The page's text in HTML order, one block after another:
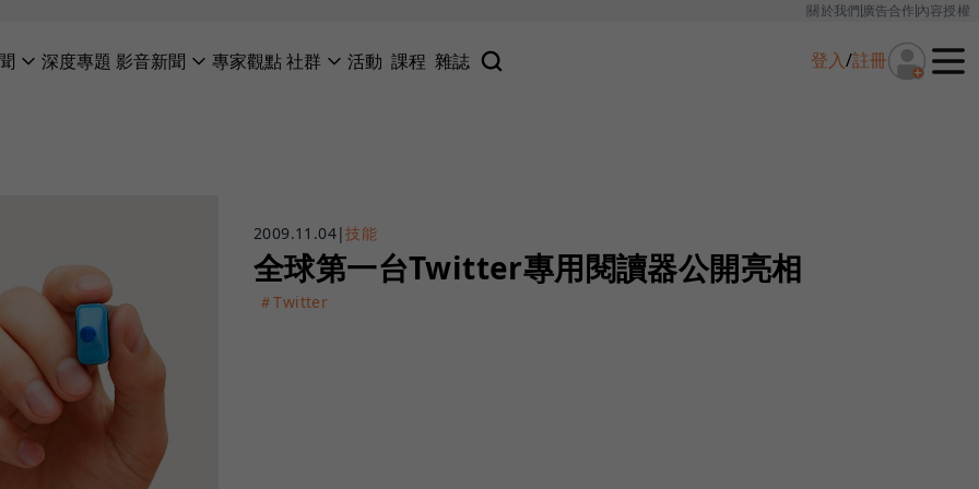
關於我們廣告合作內容授權
深度專題 影音新聞 專家觀點社群 活動 課程 雜誌 登入/註冊
2009.11.04|技能
全球第一台Twitter專用閱讀器公開亮相
＃Twitter